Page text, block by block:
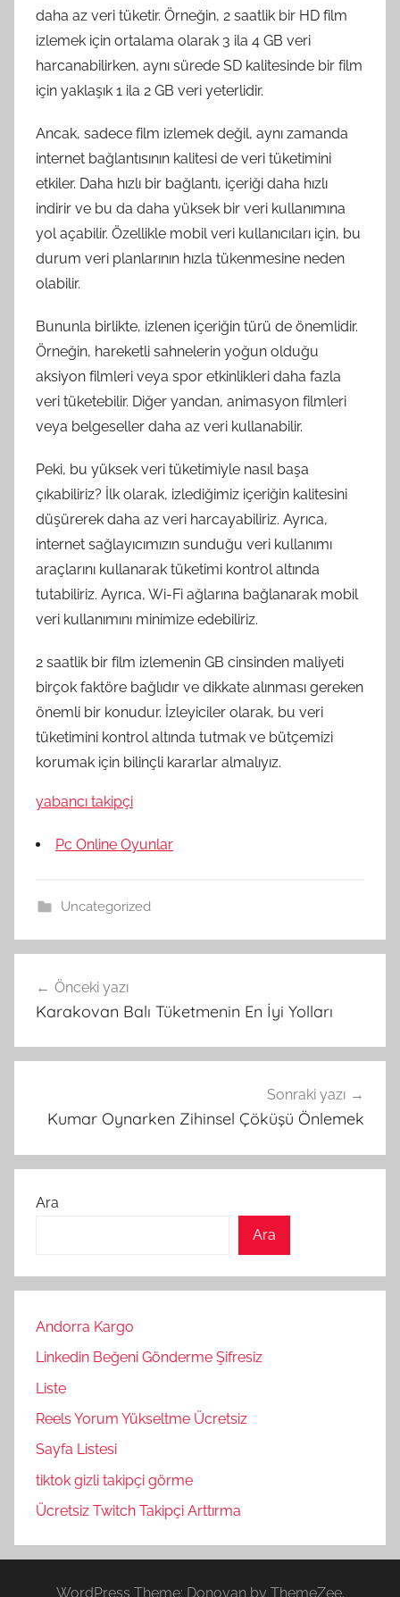
daha az veri tüketir. Örneğin, 2 saatlik bir HD film
izlemek için ortalama olarak 3 ila 4 GB veri
harcanabilirken, aynı sürede SD kalitesinde bir film
için yaklaşık 1 ila 2 GB veri yeterlidir.
Ancak, sadece film izlemek değil, aynı zamanda
internet bağlantısının kalitesi de veri tüketimini
etkiler. Daha hızlı bir bağlantı, içeriği daha hızlı
indirir ve bu da daha yüksek bir veri kullanımına
yol açabilir. Özellikle mobil veri kullanıcıları için, bu
durum veri planlarının hızla tükenmesine neden
olabilir.
Bununla birlikte, izlenen içeriğin türü de önemlidir.
Örneğin, hareketli sahnelerin yoğun olduğu
aksiyon filmleri veya spor etkinlikleri daha fazla
veri tüketebilir. Diğer yandan, animasyon filmleri
veya belgeseller daha az veri kullanabilir.
Peki, bu yüksek veri tüketimiyle nasıl başa
çıkabiliriz? İlk olarak, izlediğimiz içeriğin kalitesini
düşürerek daha az veri harcayabiliriz. Ayrıca,
internet sağlayıcımızın sunduğu veri kullanımı
araçlarını kullanarak tüketimi kontrol altında
tutabiliriz. Ayrıca, Wi-Fi ağlarına bağlanarak mobil
veri kullanımını minimize edebiliriz.
2 saatlik bir film izlemenin GB cinsinden maliyeti
birçok faktöre bağlıdır ve dikkate alınması gereken
önemli bir konudur. İzleyiciler olarak, bu veri
tüketimini kontrol altında tutmak ve bütçemizi
korumak için bilinçli kararlar almalıyız.
yabancı takipçi
Pc Online Oyunlar
Uncategorized
gezinmesi
Önceki yazı
Karakovan Balı Tüketmenin En İyi Yolları
Sonraki yazı
Kumar Oynarken Zihinsel Çöküşü Önlemek
Ara
Ara
Andorra Kargo
Linkedin Beğeni Gönderme Şifresiz
Liste
Reels Yorum Yükseltme Ücretsiz
Sayfa Listesi
tiktok gizli takipçi görme
Ücretsiz Twitch Takipçi Arttırma
WordPress Theme: Donovan by ThemeZee.